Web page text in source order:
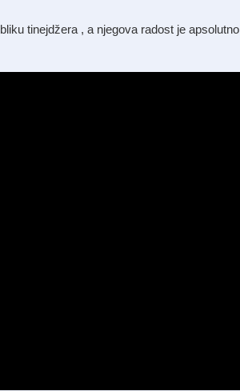
tinejdžera , a njegova radost je apsolutno